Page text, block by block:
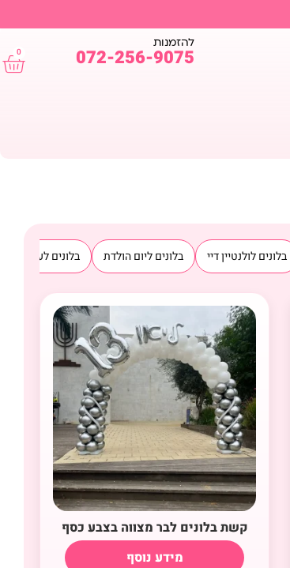
0
להזמנות
072-256-9075
בלונים לולנטיין דיי בלונים ליום הולדת בלונים לעסקים
קשת בלונים לבר מצווה בצבע כסף
מידע נוסף